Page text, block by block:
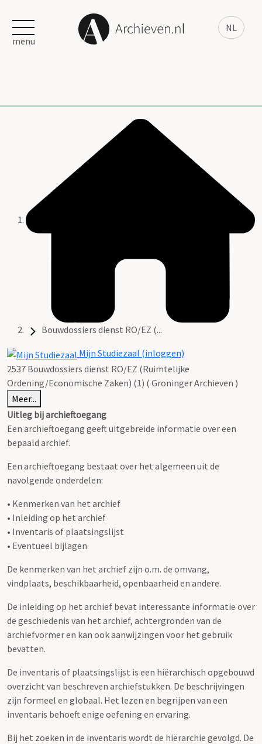
NL
menu
Bouwdossiers dienst RO/EZ (...
Mijn Studiezaal (inloggen)
2537 Bouwdossiers dienst RO/EZ (Ruimtelijke
Ordening/Economische Zaken) (1) ( Groninger Archieven )
Meer...
Uitleg bij archieftoegang
Een archieftoegang geeft uitgebreide informatie over een
bepaald archief.
Een archieftoegang bestaat over het algemeen uit de
navolgende onderdelen:
• Kenmerken van het archief
• Inleiding op het archief
• Inventaris of plaatsingslijst
• Eventueel bijlagen
De kenmerken van het archief zijn o.m. de omvang,
vindplaats, beschikbaarheid, openbaarheid en andere.
De inleiding op het archief bevat interessante informatie over
de geschiedenis van het archief, achtergronden van de
archiefvormer en kan ook aanwijzingen voor het gebruik
bevatten.
De inventaris of plaatsingslijst is een hiërarchisch opgebouwd
overzicht van beschreven archiefstukken. De beschrijvingen
zijn formeel en globaal. Het lezen en begrijpen van een
inventaris behoeft enige oefening en ervaring.
Bij het zoeken in de inventaris wordt de hiërarchie gevolgd. De